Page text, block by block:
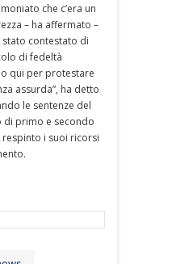
che c’era un
– ha affermato –
contestato di
di fedeltà
qui per protestare
assurda”, ha detto
le sentenze del
di primo e secondo
respinto i suoi ricorsi